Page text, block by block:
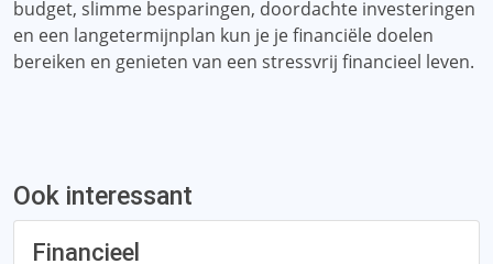
budget, slimme besparingen, doordachte investeringen
en een langetermijnplan kun je je financiële doelen
bereiken en genieten van een stressvrij financieel leven.
Ook interessant
Financieel